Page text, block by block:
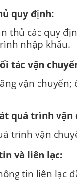
quy định:
thủ các quy
nhập khẩu.
tác vận
vận
quá trình vận
trình vận
và liên lạc:
tin liên lạc